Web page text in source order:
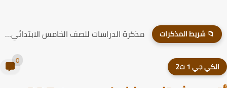
📁 شريط المذكرات مذكرة الدراسات للصف الخامس الابتدائي الترم الاول 2026
جي 1 ت2